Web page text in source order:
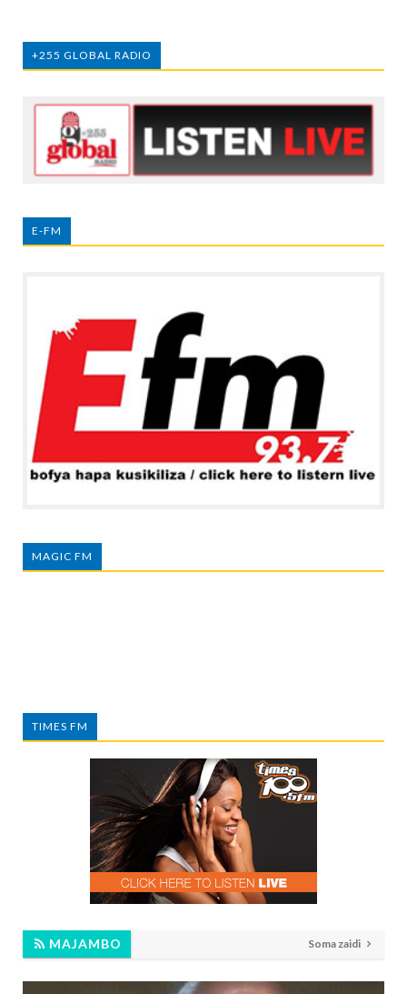
+255 GLOBAL RADIO
E-FM
MAGIC FM
TIMES FM
MAJAMBO Soma zaidi